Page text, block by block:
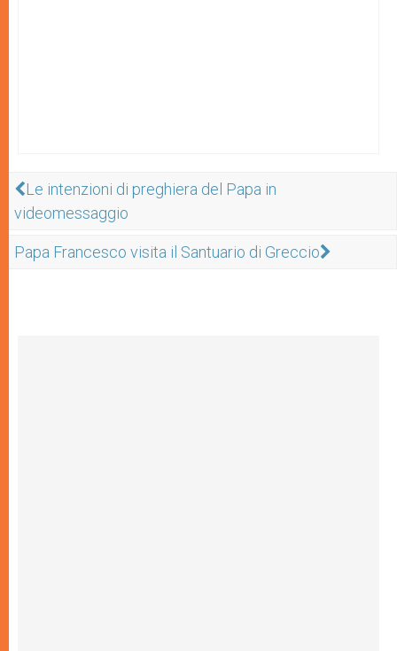
Le intenzioni di preghiera del Papa in
videomessaggio
Papa Francesco visita il Santuario di Greccio